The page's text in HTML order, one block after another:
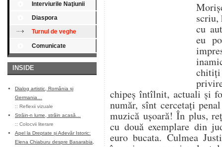
Interviurile Naţiunii
Diaspora
Turnul de veghe
Comunicate
INSIDE
Dialog artistic, România și
Germania…
:: Reflexii vizuale
Străin-n lume, străin acasă…
:: Colocvii literare
Apel la Dreptate și Adevăr Istoric:
Elena Chiaburu despre Basarabia,
scriu,
cu
eu
chitiţi
chipeş întîlnit, actuali şi
număr, sînt cercetaţi
muzică uşoară! În plus,
cu două exemplare din
euro bucata. Culmea